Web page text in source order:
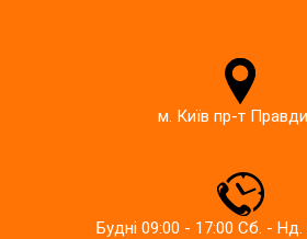
м. Київ пр-т
Будні 09:00 - 17:00 Сб. - Нд.